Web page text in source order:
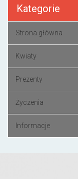
Kategorie
Strona główna
Kwiaty
Prezenty
Życzenia
Informacje